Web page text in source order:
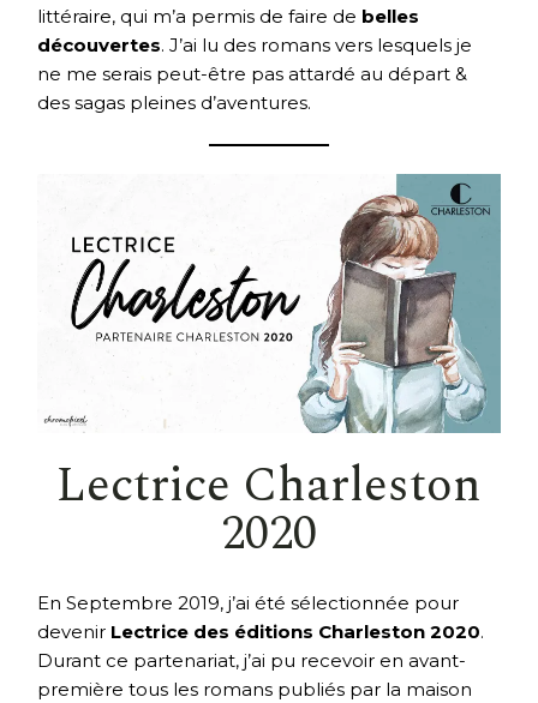
littéraire, qui m’a permis de faire de belles
découvertes. J’ai lu des romans vers lesquels je
ne me serais peut-être pas attardé au départ &
des sagas pleines d’aventures.
Lectrice Charleston
2020
En Septembre 2019, j’ai été sélectionnée pour
devenir Lectrice des éditions Charleston 2020.
Durant ce partenariat, j’ai pu recevoir en avant-
première tous les romans publiés par la maison